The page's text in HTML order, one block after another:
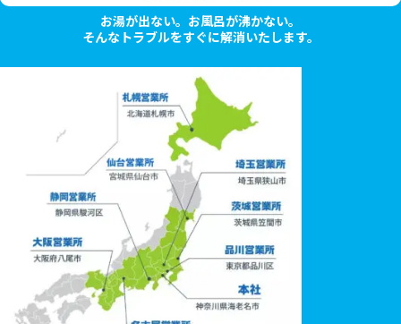
お湯が出ない。お風呂が沸かない。
そんなトラブルをすぐに解消いたします。